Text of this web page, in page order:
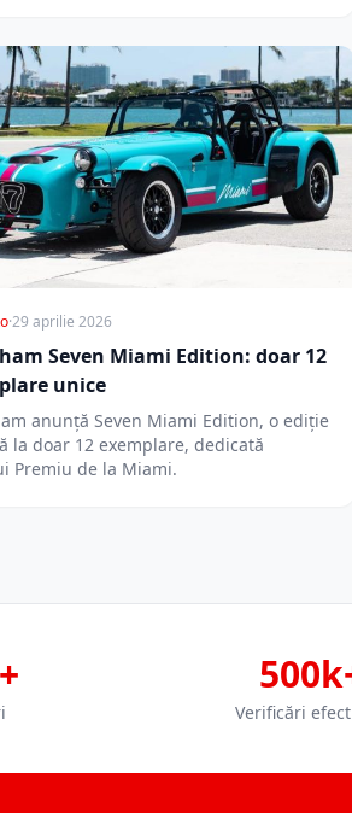
·29 aprilie 2026
Seven Miami Edition: doar 12
unice
anunță Seven Miami Edition, o ediție
la doar 12 exemplare, dedicată
Premiu de la Miami.
Verificări